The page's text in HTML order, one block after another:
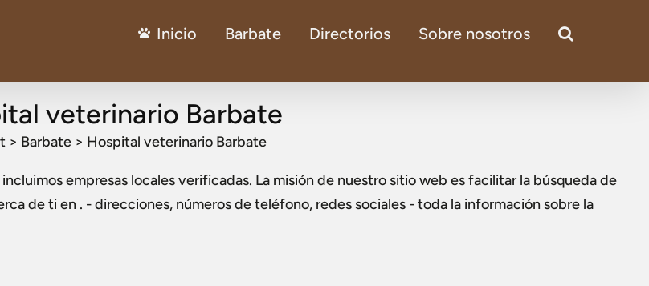
Inicio Barbate Directorios Sobre nosotros
veterinario Barbate
> Barbate > Hospital veterinario Barbate
incluimos empresas locales verificadas. La misión de nuestro sitio web es facilitar la búsqueda de
de ti en . - direcciones, números de teléfono, redes sociales - toda la información sobre la